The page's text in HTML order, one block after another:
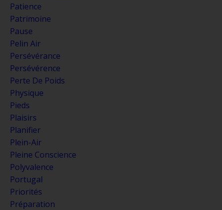
Patience
Patrimoine
Pause
Pelin Air
Persévérance
Persévérence
Perte De Poids
Physique
Pieds
Plaisirs
Planifier
Plein-Air
Pleine Conscience
Polyvalence
Portugal
Priorités
Préparation